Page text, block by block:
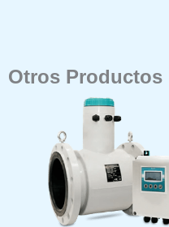
Otros Productos